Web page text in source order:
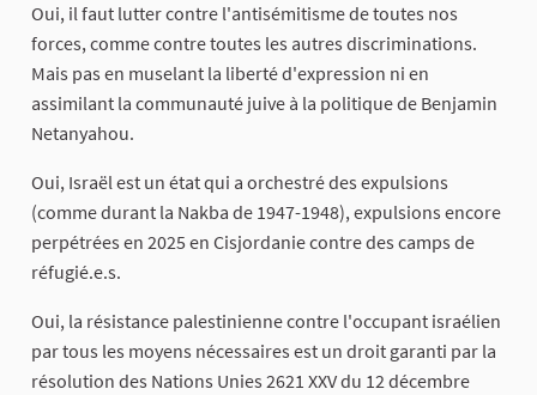
Oui, il faut lutter contre l'antisémitisme de toutes nos
forces, comme contre toutes les autres discriminations.
Mais pas en muselant la liberté d'expression ni en
assimilant la communauté juive à la politique de Benjamin
Netanyahou.
Oui, Israël est un état qui a orchestré des expulsions
(comme durant la Nakba de 1947-1948), expulsions encore
perpétrées en 2025 en Cisjordanie contre des camps de
réfugié.e.s.
Oui, la résistance palestinienne contre l'occupant israélien
par tous les moyens nécessaires est un droit garanti par la
résolution des Nations Unies 2621 XXV du 12 décembre